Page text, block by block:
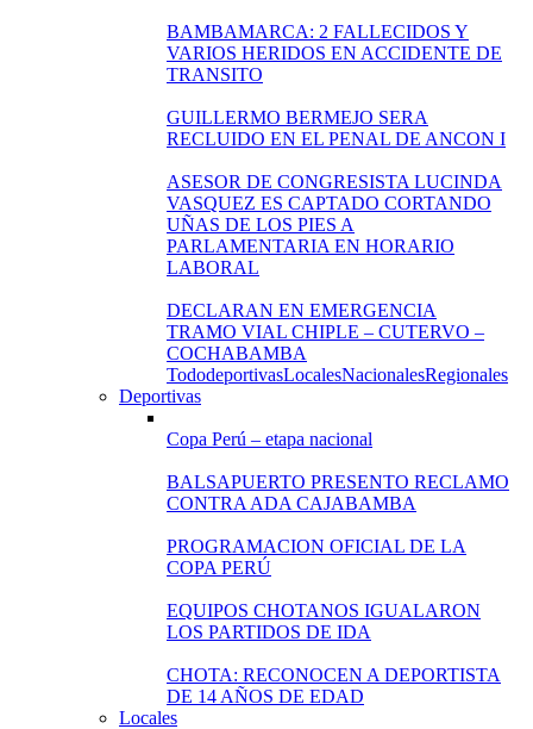
BAMBAMARCA: 2 FALLECIDOS Y
VARIOS HERIDOS EN ACCIDENTE DE
TRANSITO
GUILLERMO BERMEJO SERA
RECLUIDO EN EL PENAL DE ANCON I
ASESOR DE CONGRESISTA LUCINDA
VASQUEZ ES CAPTADO CORTANDO
UÑAS DE LOS PIES A
PARLAMENTARIA EN HORARIO
LABORAL
DECLARAN EN EMERGENCIA
TRAMO VIAL CHIPLE – CUTERVO –
COCHABAMBA
TododeportivasLocalesNacionalesRegionales
Deportivas
Copa Perú – etapa nacional
BALSAPUERTO PRESENTO RECLAMO
CONTRA ADA CAJABAMBA
PROGRAMACION OFICIAL DE LA
COPA PERÚ
EQUIPOS CHOTANOS IGUALARON
LOS PARTIDOS DE IDA
CHOTA: RECONOCEN A DEPORTISTA
DE 14 AÑOS DE EDAD
Locales